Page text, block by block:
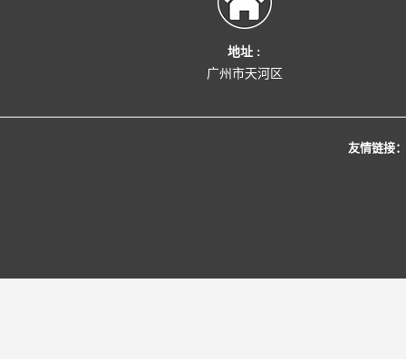
地址 :
广州市天河区
友情链接：